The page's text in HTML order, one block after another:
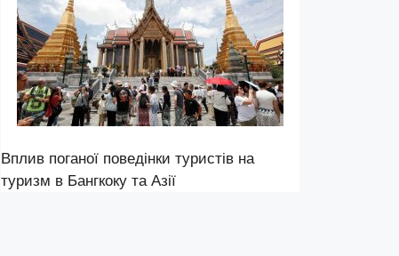
Вплив поганої поведінки туристів на
туризм в Бангкоку та Азії